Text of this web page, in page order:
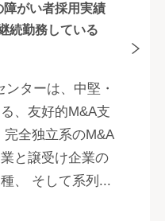
がい者採用実績
続勤務している
ンターは、中堅・
、友好的M&A支
全独立系のM&A
と譲受け企業の
、 そして系列...